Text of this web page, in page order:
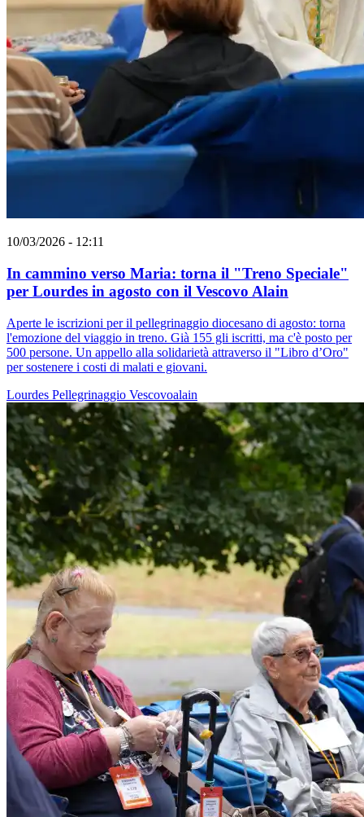
10/03/2026 - 12:11
In cammino verso Maria: torna il "Treno Speciale"
per Lourdes in agosto con il Vescovo Alain
Aperte le iscrizioni per il pellegrinaggio diocesano di agosto: torna
l'emozione del viaggio in treno. Già 155 gli iscritti, ma c'è posto per
500 persone. Un appello alla solidarietà attraverso il "Libro d’Oro"
per sostenere i costi di malati e giovani.
Lourdes Pellegrinaggio Vescovoalain